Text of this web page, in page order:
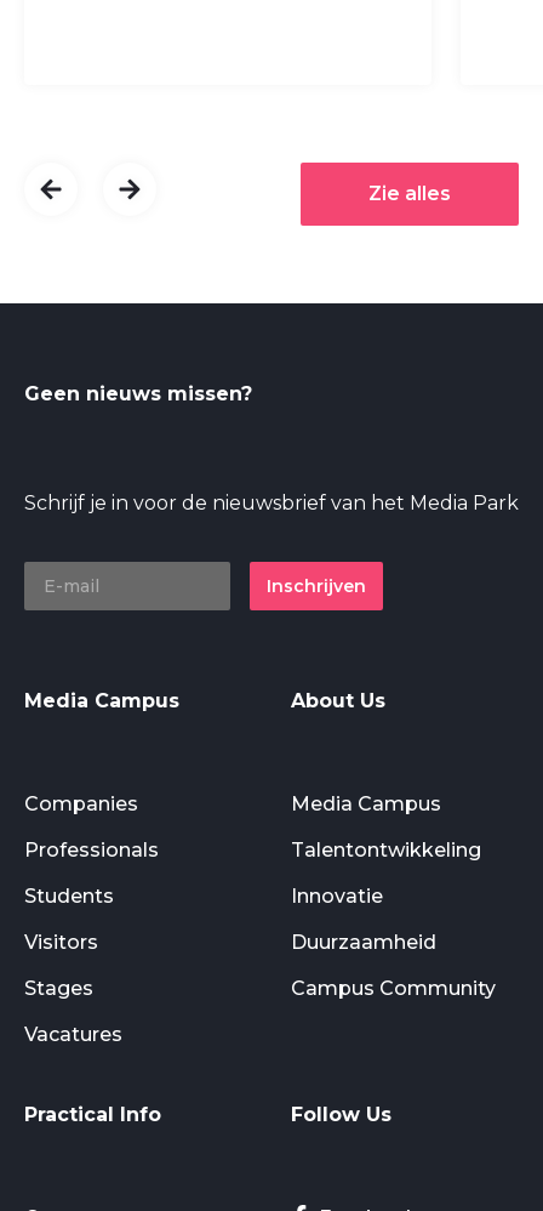
Zie alles
Geen nieuws missen?
Schrijf je in voor de nieuwsbrief van het Media Park
Inschrijven
Media Campus
Companies
Professionals
Students
Visitors
Stages
Vacatures
About Us
Media Campus
Talentontwikkeling
Innovatie
Duurzaamheid
Campus Community
Practical Info Follow Us